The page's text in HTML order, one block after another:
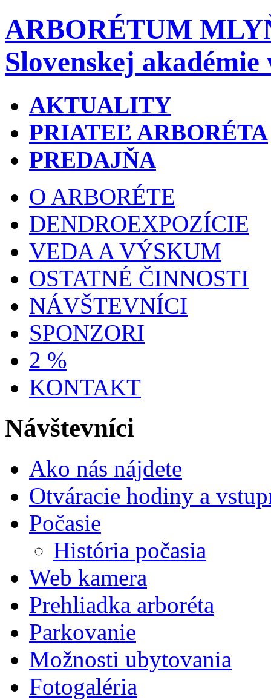
ARBORÉTUM
Slovenskej akadémie
AKTUALITY
PRIATEĽ ARBORÉTA
PREDAJŇA
O ARBORÉTE
DENDROEXPOZÍCIE
VEDA A VÝSKUM
OSTATNÉ ČINNOSTI
NÁVŠTEVNÍCI
SPONZORI
2 %
KONTAKT
Návštevníci
Ako nás nájdete
Otváracie hodiny a
Počasie
História počasia
Web kamera
Prehliadka arboréta
Parkovanie
Možnosti ubytovania
Fotogaléria